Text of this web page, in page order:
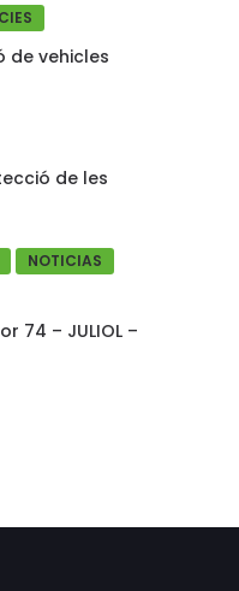
de vehicles
de les
NOTICIAS
74 – JULIOL –